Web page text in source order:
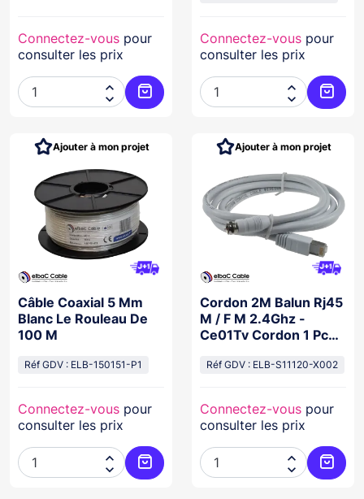
Connectez-vous pour
consulter les prix


Ajouter au panier
Connectez-vous pour
consulter les prix


Câble Coaxial 5 Mm
Blanc Le Rouleau De
100 M
Réf GDV : ELB-150151-P1
Connectez-vous pour
consulter les prix


Ajouter au panier
Ajouter à mon projet
Cordon 2M Balun Rj45
M / F M 2.4Ghz -
Ce01Tv Cordon 1 Pc
Réf GDV : ELB-S11120-X002
Connectez-vous pour
consulter les prix


Ajouter à mon projet